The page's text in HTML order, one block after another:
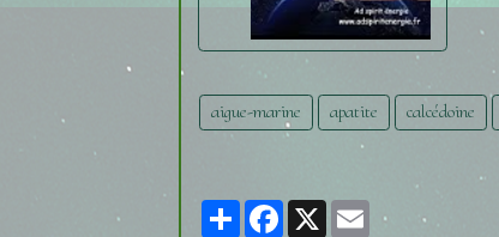
aigue-marine apatite calcédoine
PartagerFacebook
X